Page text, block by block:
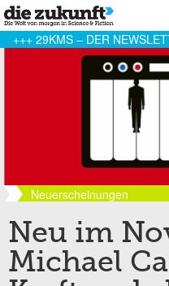
+++ 29KMS – DER
Neuerscheinungen
Neu im
Michael